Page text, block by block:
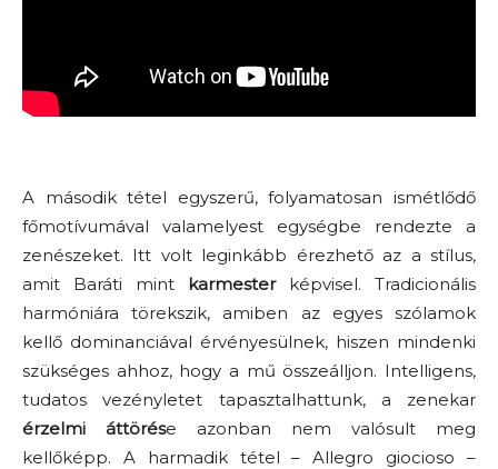
A második tétel egyszerű, folyamatosan ismétlődő
főmotívumával valamelyest egységbe rendezte a
zenészeket. Itt volt leginkább érezhető az a stílus,
amit Baráti mint karmesterképvisel. Tradicionális
harmóniára törekszik, amiben az egyes szólamok
kellő dominanciával érvényesülnek, hiszen mindenki
szükséges ahhoz, hogy a mű összeálljon. Intelligens,
tudatos vezényletet tapasztalhattunk, a zenekar
érzelmi áttörése azonban nem valósult meg
kellőképp. A harmadik tétel – Allegro giocioso –